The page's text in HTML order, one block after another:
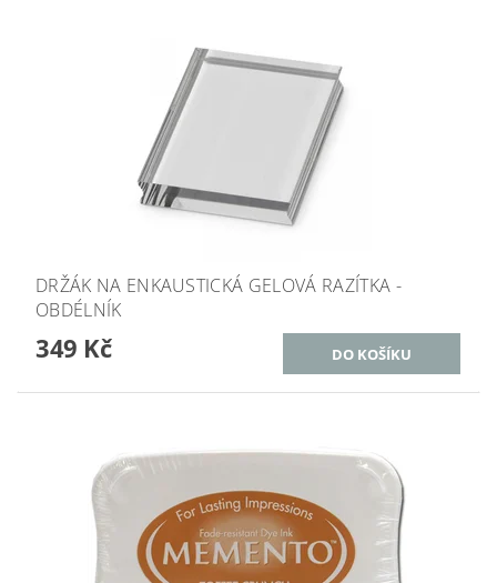
DRŽÁK NA ENKAUSTICKÁ GELOVÁ RAZÍTKA -
OBDÉLNÍK
349 Kč